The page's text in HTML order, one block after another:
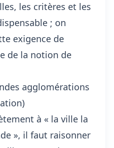
les critères et les
; on
exigence de
de la notion de
agglomérations
à « la ville la
», il faut raisonner